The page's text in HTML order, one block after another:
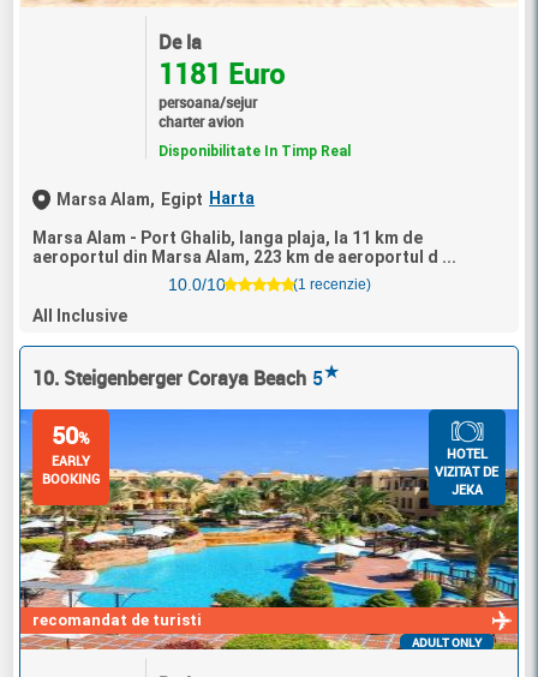
De la
1181 Euro
persoana/sejur
charter avion
Disponibilitate In Timp Real
Marsa Alam, Egipt Harta
Marsa Alam - Port Ghalib, langa plaja, la 11 km de
aeroportul din Marsa Alam, 223 km de aeroportul d ...
10.0/10
(1 recenzie)
All Inclusive
10. Steigenberger Coraya Beach 5★
recomandat de turisti
50%
EARLY
BOOKING
HOTEL
VIZITAT DE
JEKA
ADULT ONLY